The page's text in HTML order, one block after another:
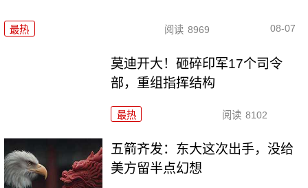
最热 阅读 8969 08-07
莫迪开大！砸碎印军17个司令
部，重组指挥结构
最热 阅读 8102
五箭齐发：东大这次出手，没给
美方留半点幻想